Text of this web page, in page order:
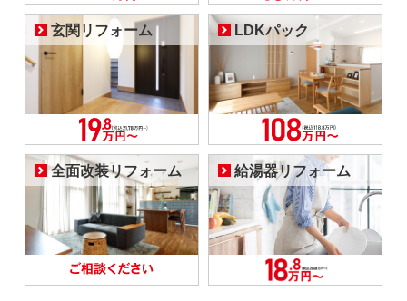
玄関リフォーム LDKパック
全面改装リフォーム 給湯器リフォーム